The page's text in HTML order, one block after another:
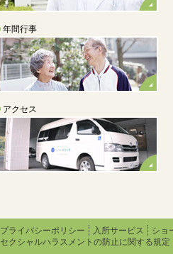
年間行事
アクセス
プライバシーポリシー 入所サービス ショ
セクシャルハラスメントの防止に関する規定